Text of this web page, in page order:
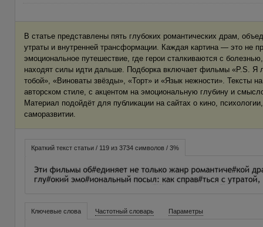
В статье представлены пять глубоких романтических драм,
утраты и внутренней трансформации. Каждая картина — это не
эмоциональное путешествие, где герои сталкиваются с
находят силы идти дальше. Подборка включает фильмы «P.S. Я
тобой», «Виноваты звёзды», «Торт» и «Язык нежности». Тексты
авторском стиле, с акцентом на эмоциональную глубину и
Материал подойдёт для публикации на сайтах о кино,
саморазвитии.
Краткий текст статьи / 119 из 3734 символов / 3%
Ключевые слова Частотный словарь Параметры